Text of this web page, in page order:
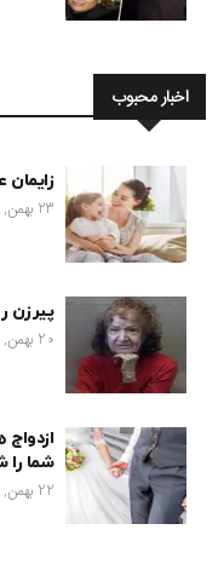
اخبار محبوب
زایمان
23 بهمن, 1400
پیرزن روسی 68
20 بهمن, 1400
شما را
22 بهمن, 1400